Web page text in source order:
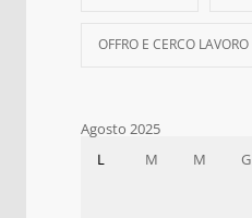
OFFRO E CERCO LAVORO
Agosto 2025
L M M G